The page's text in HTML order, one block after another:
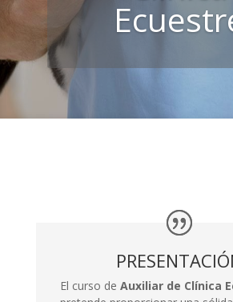
El curso de Auxiliar de Clínica